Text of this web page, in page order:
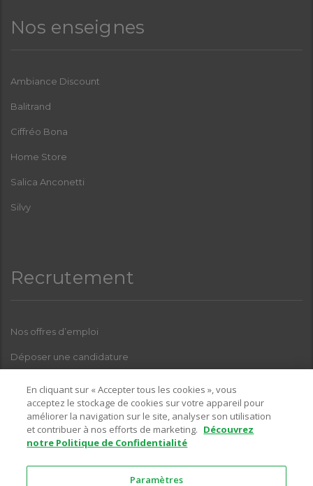
Nos enseignes
Ambiance Discount
Balitrand
Ciffréo Bona
Home Store
Salica Anconetti
Silvy
Recrutement
Nos offres d’emploi
Déposer une candidature
Pour toutes questions relatives à l’une de nos enseignes, sur la
partie recrutement, vous pouvez nous contacter sur l’adresse email
suivante :
En cliquant sur « Accepter tous les cookies », vous
acceptez le stockage de cookies sur votre appareil pour
améliorer la navigation sur le site, analyser son utilisation
et contribuer à nos efforts de marketing. Découvrez
notre Politique de Confidentialité
Paramètres